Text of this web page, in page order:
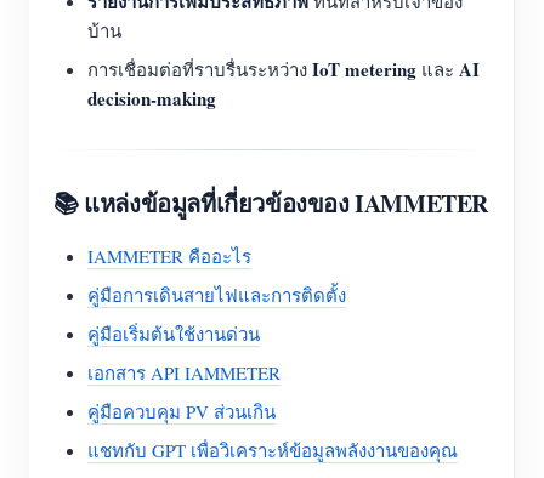
บ้าน
การเชื่อมต่อที่ราบรื่นระหว่าง IoT metering และ AI
decision-making
📚 แหล่งข้อมูลที่เกี่ยวข้องของ IAMMETER
IAMMETER คืออะไร
คู่มือการเดินสายไฟและการติดตั้ง
คู่มือเริ่มต้นใช้งานด่วน
เอกสาร API IAMMETER
คู่มือควบคุม PV ส่วนเกิน
แชทกับ GPT เพื่อวิเคราะห์ข้อมูลพลังงานของคุณ